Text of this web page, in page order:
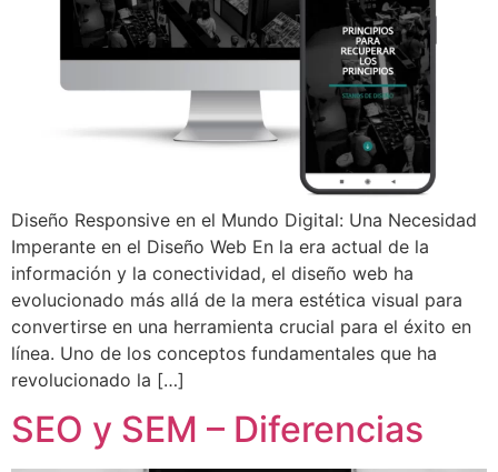
Diseño Responsive en el Mundo Digital: Una Necesidad
Imperante en el Diseño Web En la era actual de la
información y la conectividad, el diseño web ha
evolucionado más allá de la mera estética visual para
convertirse en una herramienta crucial para el éxito en
línea. Uno de los conceptos fundamentales que ha
revolucionado la […]
SEO y SEM – Diferencias